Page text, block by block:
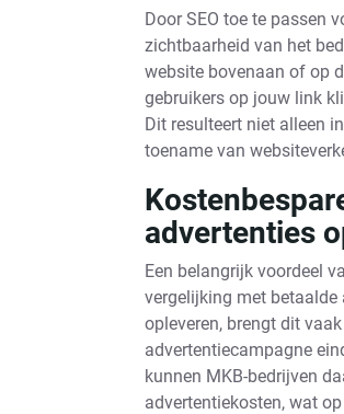
Door SEO toe te passen
zichtbaarheid van het
website bovenaan of op
gebruikers op jouw link
Dit resulteert niet alleen
toename van
advertenties
Een belangrijk voordeel
vergelijking met betaalde
opleveren, brengt dit
advertentiecampagne
kunnen MKB-bedrijven
advertentiekosten, wat